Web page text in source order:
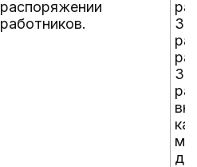
распоряжении
работников.